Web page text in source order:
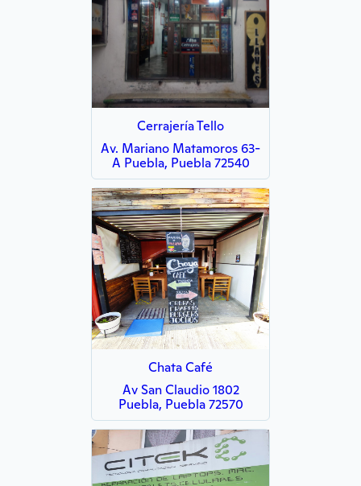
Cerrajería Tello
Av. Mariano Matamoros 63-
A Puebla, Puebla 72540
Chata Café
Av San Claudio 1802
Puebla, Puebla 72570